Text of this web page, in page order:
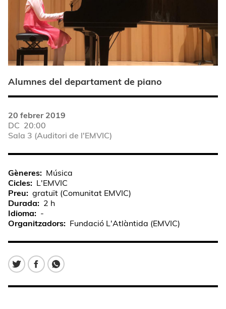
Alumnes del departament de piano
20 febrer 2019
DC 20:00
Sala 3 (Auditori de l'EMVIC)
Gèneres
Música
Cicles
L'EMVIC
Preu
gratuït (Comunitat EMVIC)
Durada
2 h
Idioma
-
Organitzadors
Fundació L'Atlàntida (EMVIC)